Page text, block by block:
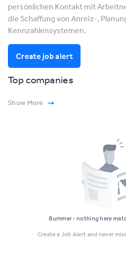
persönlichen Kontakt mit
die Schaffung von Anreiz-,
Kennzahlensystemen.
Create job alert
Top companies
Show More
Bummer - nothing here
Create a Job Alert and never